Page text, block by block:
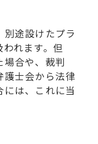
途設けたプラ
れます。但
場合や、裁判
士会から法律
は、これに当